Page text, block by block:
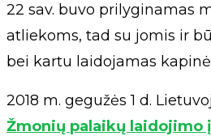
22 sav. buvo prilyginamas
atliekoms, tad su jomis ir
bei kartu laidojamas
2018 m. gegužės 1 d.
Žmonių palaikų laidojimo